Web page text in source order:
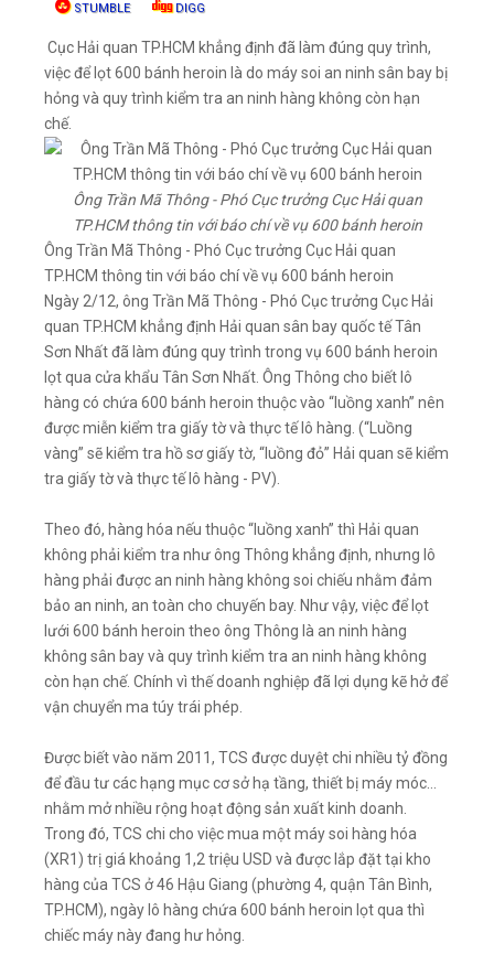
STUMBLE
DIGG
Cục Hải quan TP.HCM khẳng định đã làm đúng quy trình,
việc để lọt 600 bánh heroin là do máy soi an ninh sân bay bị
hỏng và quy trình kiểm tra an ninh hàng không còn hạn
chế.
Ông Trần Mã Thông - Phó Cục trưởng Cục Hải quan
TP.HCM thông tin với báo chí về vụ 600 bánh heroin
Ông Trần Mã Thông - Phó Cục trưởng Cục Hải quan
TP.HCM thông tin với báo chí về vụ 600 bánh heroin
Ngày 2/12, ông Trần Mã Thông - Phó Cục trưởng Cục Hải
quan TP.HCM khẳng định Hải quan sân bay quốc tế Tân
Sơn Nhất đã làm đúng quy trình trong vụ 600 bánh heroin
lọt qua cửa khẩu Tân Sơn Nhất. Ông Thông cho biết lô
hàng có chứa 600 bánh heroin thuộc vào “luồng xanh” nên
được miễn kiểm tra giấy tờ và thực tế lô hàng. (“Luồng
vàng” sẽ kiểm tra hồ sơ giấy tờ, “luồng đỏ” Hải quan sẽ kiểm
tra giấy tờ và thực tế lô hàng - PV).
Theo đó, hàng hóa nếu thuộc “luồng xanh” thì Hải quan
không phải kiểm tra như ông Thông khẳng định, nhưng lô
hàng phải được an ninh hàng không soi chiếu nhằm đảm
bảo an ninh, an toàn cho chuyến bay. Như vậy, việc để lọt
lưới 600 bánh heroin theo ông Thông là an ninh hàng
không sân bay và quy trình kiểm tra an ninh hàng không
còn hạn chế. Chính vì thế doanh nghiệp đã lợi dụng kẽ hở để
vận chuyển ma túy trái phép.
Được biết vào năm 2011, TCS được duyệt chi nhiều tỷ đồng
để đầu tư các hạng mục cơ sở hạ tầng, thiết bị máy móc…
nhằm mở nhiều rộng hoạt động sản xuất kinh doanh.
Trong đó, TCS chi cho việc mua một máy soi hàng hóa
(XR1) trị giá khoảng 1,2 triệu USD và được lắp đặt tại kho
hàng của TCS ở 46 Hậu Giang (phường 4, quận Tân Bình,
TP.HCM), ngày lô hàng chứa 600 bánh heroin lọt qua thì
chiếc máy này đang hư hỏng.